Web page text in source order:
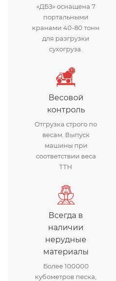
«ДБЗ» оснащена 7
портальными
кранами 40-80 тонн
для разгрузки
сухогруза.
Весовой
контроль
Отгрузка строго по
весам. Выпуск
машины при
соответствии веса
ТТН
Всегда в
наличии
нерудные
материалы
Более 100000
кубометров песка,